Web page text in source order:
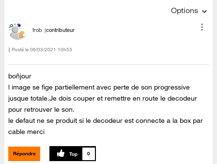
Options
frob contributeur
Posté le ‎06/03/2021 10h53
boñjour
l image se fige partiellement avec perte de son progressive
jusque totale.Je dois couper et remettre en route le decodeur
pour retrouver le son.
le defaut ne se produit si le decodeur est connecte a la box par
cable merci
Répondre 0